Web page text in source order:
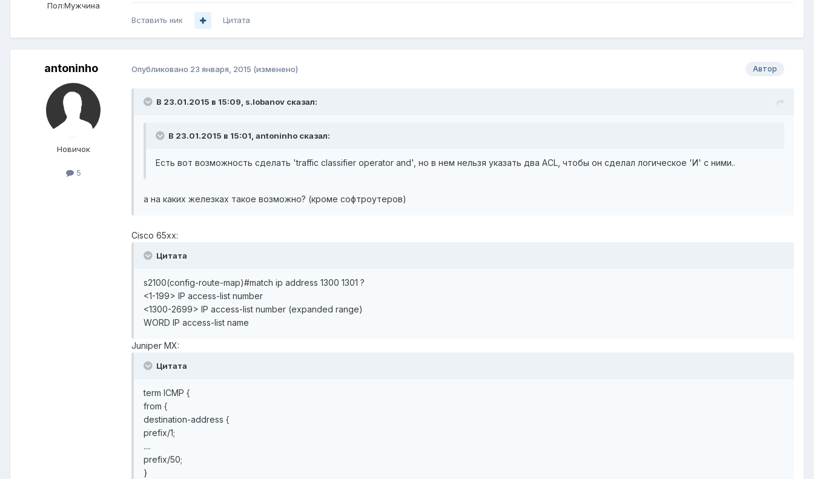
Пол:Мужчина
Вставить ник Цитата
antoninho
Новичок
5
Автор
Опубликовано 23 января, 2015 (изменено)
В 23.01.2015 в 15:09, s.lobanov сказал:
В 23.01.2015 в 15:01, antoninho сказал:
Есть вот возможность сделать 'traffic classifier operator and', но в нем нельзя указать два ACL, чтобы он сделал логическое 'И' с ними..
а на каких железках такое возможно? (кроме софтроутеров)
Cisco 65xx:
Цитата
s2100(config-route-map)#match ip address 1300 1301 ?
<1-199> IP access-list number
<1300-2699> IP access-list number (expanded range)
WORD IP access-list name
Juniper MX:
Цитата
term ICMP {
from {
destination-address {
prefix/1;
....
prefix/50;
}